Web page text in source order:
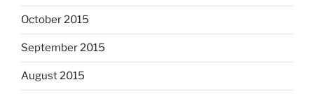
October 2015
September 2015
August 2015